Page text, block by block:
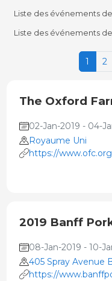
Liste des événements
Liste des événements
1 2
The Oxford
02-Jan-2019 - 04-
Royaume Uni
https://
2019 Banff
08-Jan-2019 - 10-
405 Spray Avenue
https://